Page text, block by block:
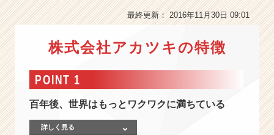
後、
世
界
っ
と
最終更新： 2016年11月30日 09:01
株式会社アカツキの特徴
POINT 1
百年後、世界はもっとワクワクに満ちている
詳しく見る